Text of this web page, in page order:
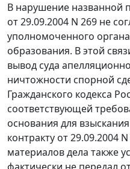
В нарушение названной
от 29.09.2004 N 269 не
уполномоченного
образования. В этой
вывод суда
ничтожности спорной
Гражданского кодекса
соответствующей
основания для
контракту от 29.09.2004
материалов дела также